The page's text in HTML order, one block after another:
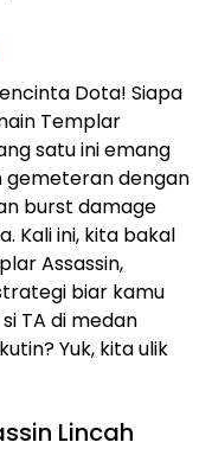
Dota! Siapa
Templar
satu ini emang
gemeteran dengan
burst damage
Kali ini, kita bakal
Assassin,
biar kamu
TA di medan
Yuk, kita ulik
Lincah